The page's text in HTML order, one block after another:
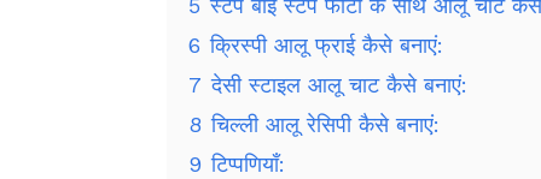
5 स्टेप बाई स्टेप फोटो के साथ आलू चाट कैसे
6 क्रिस्पी आलू फ्राई कैसे बनाएं:
7 देसी स्टाइल आलू ​​चाट कैसे बनाएं:
8 चिल्ली आलू रेसिपी कैसे बनाएं:
9 टिप्पणियाँ: